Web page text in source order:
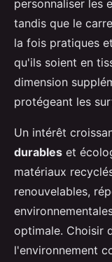
personnaliser les
tandis que le
la fois pratiques
qu'ils soient en
dimension
protégeant les
Un intérêt
durables et
matériaux
renouvelables,
optimale. Choisir
l'environnement